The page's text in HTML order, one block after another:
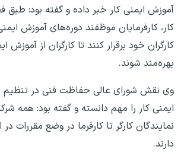
آموزش ایمنی کار خبر داده و گفته بود:
کار، کارفرمایان موظفند دوره‌های آموزش‌
کارگران خود برقرار کنند تا کارگران از آموزش
بهره‌مند شوند.
وی نقش شورای عالی حفاظت فنی در تنظیم
ایمنی کار را مهم دانسته و گفته بود: همه
نمایندگان کارگر تا کارفرما در وضع مقررات
دارند.